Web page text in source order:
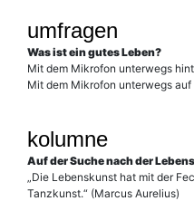
umfragen
Was ist ein gutes Leben?
Mit dem Mikrofon unterwegs
Mit dem Mikrofon unterwegs
kolumne
Auf der Suche nach der
„Die Lebenskunst hat mit der
Tanzkunst.“ (Marcus Aurelius)